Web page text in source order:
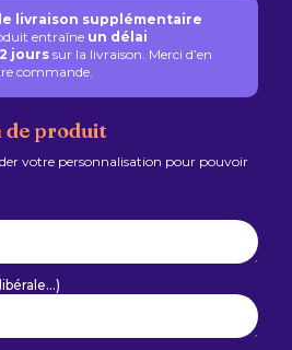
livraison supplémentaire
entraîne un délai
jours sur la livraison. Merci d’en
commande.
de produit
votre personnalisation pour pouvoir